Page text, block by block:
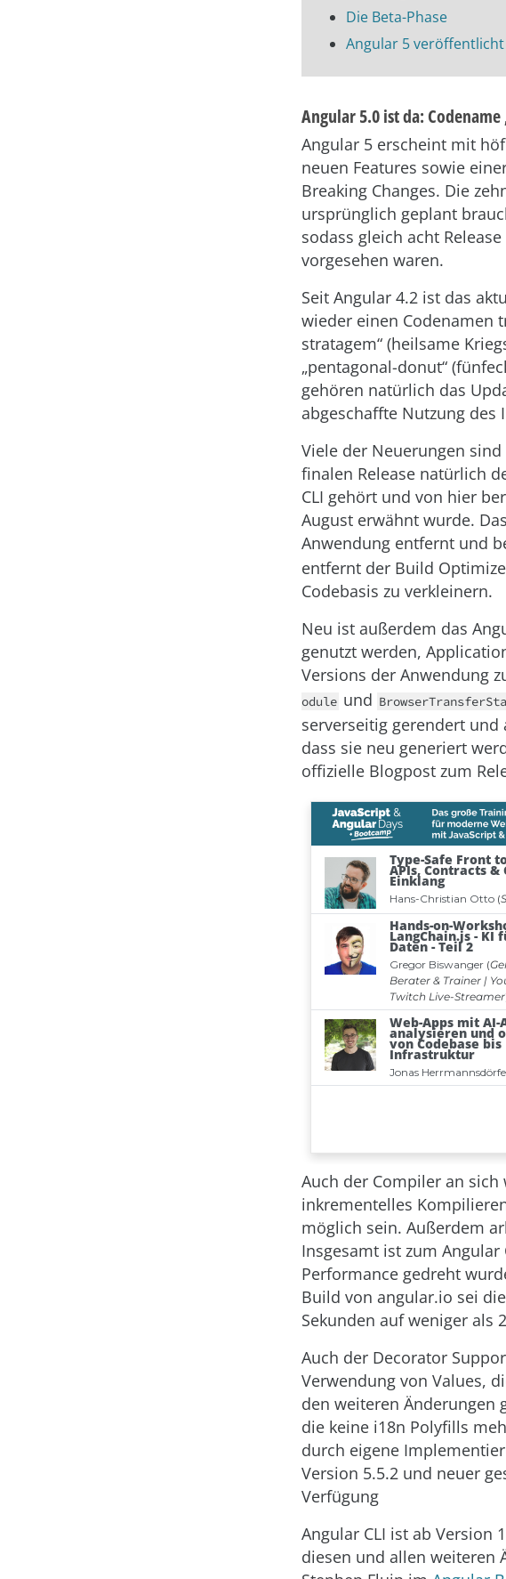
Die Beta-Phase
Angular 5 veröffentlicht
Angular 5.0 ist da:
Angular 5 erscheint mit
neuen Features sowie
Breaking Changes. Die
ursprünglich geplant
sodass gleich acht
vorgesehen waren.
Seit Angular 4.2 ist das
wieder einen Codenamen
stratagem“ (heilsame
„pentagonal-donut“
gehören natürlich das
abgeschaffte Nutzung des
Viele der Neuerungen
finalen Release natürlich
CLI gehört und von hier
August erwähnt wurde.
Anwendung entfernt und
entfernt der Build
Codebasis zu verkleinern.
Neu ist außerdem das
genutzt werden,
Versions der Anwendung
odule und
serverseitig gerendert
dass sie neu generiert
offizielle Blogpost zum
Auch der Compiler an
inkrementelles
möglich sein. Außerdem
Insgesamt ist zum
Performance gedreht
Build von angular.io sei
Sekunden auf weniger als
Auch der Decorator
Verwendung von Values,
den weiteren Änderungen
die keine i18n Polyfills
durch eigene
Version 5.5.2 und neuer
Verfügung
Angular CLI ist ab Version
diesen und allen weiteren